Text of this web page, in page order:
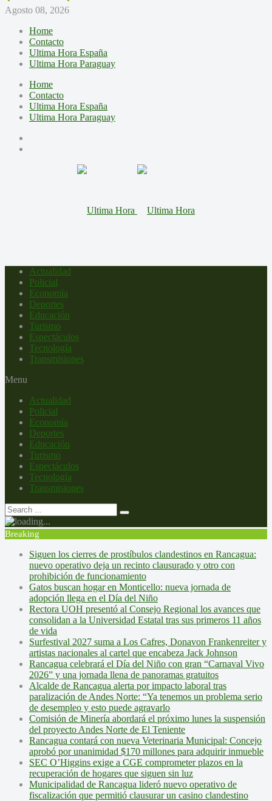
Agosto 08, 2026
Home
Contacto
Ultima Hora España
Ultima Hora Paraguay
Home
Contacto
Ultima Hora España
Ultima Hora Paraguay
Actualidad
Policial
Economía
Deportes
Educación
Turismo
Espectáculos
Tecnología
Transmisiones
Menu
Actualidad
Policial
Economía
Deportes
Educación
Turismo
Espectáculos
Tecnología
Transmisiones
Breaking
Siguen los cierres de prostíbulos clandestinos en Rancagua:
nuevo operativo deja un recinto clausurado y otro con
prohibición de funcionamiento
Gatos buscan hogar en Monticello: nueva jornada de
adopción llega en el Día del Niño
Rectora UOH presentó al Consejo Regional los avances que
consolidan a la Universidad Estatal tras sus primeros 11 años
de vida
Surfestival 2027 suma a Los Cafres, Donavon Frankenreiter y
artistas nacionales al cartel que encabeza Jack Johnson
Rancagua celebrará el Día del Niño con gran “Carnaval Vivo
2026” y una jornada llena de panoramas gratuitos
Alcalde de Rancagua alerta por impacto laboral tras
paralización de Andes Norte: “Ya tenemos un problema serio
de desempleo y esto puede agravarlo
Comisión de Minería abordará el próximo lunes la suspensión
del proyecto Andes Norte de El Teniente
Rancagua contará con nueva Veterinaria Municipal: Concejo
aprobó por unanimidad $170 millones para adquirir inmueble
SEC O’Higgins exige a CGE comprometer plazos en la
recuperación de hogares que siguen sin luz
Municipalidad de Rancagua lideró nuevo operativo de
fiscalización que permitió clausurar un casino clandestino